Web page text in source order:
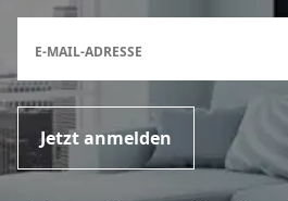
E-MAIL-ADRESSE
Jetzt anmelden